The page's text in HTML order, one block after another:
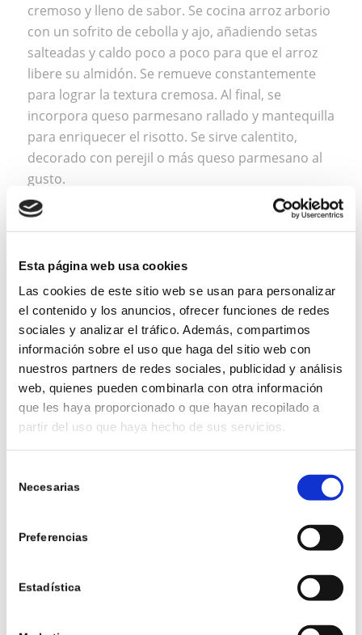
Esta página web usa cookies
Las cookies de este sitio web se usan para personalizar
el contenido y los anuncios, ofrecer funciones de redes
sociales y analizar el tráfico. Además, compartimos
información sobre el uso que haga del sitio web con
nuestros partners de redes sociales, publicidad y análisis
web, quienes pueden combinarla con otra información
que les haya proporcionado o que hayan recopilado a
partir del uso que haya hecho de sus servicios.
Necesarias
Preferencias
Estadística
cremoso y lleno de sabor. Se cocina arroz arborio
con un sofrito de cebolla y ajo, añadiendo setas
salteadas y caldo poco a poco para que el arroz
libere su almidón. Se remueve constantemente
para lograr la textura cremosa. Al final, se
incorpora queso parmesano rallado y mantequilla
para enriquecer el risotto. Se sirve calentito,
decorado con perejil o más queso parmesano al
gusto.
3. CREMA DE BONIATO
CON CONFITURA DE
BOLETUS Y AVELLANAS
Esta es una receta ideal para esta estación.
Primero, se cuece el boniato y se tritura con caldo
hasta obtener una crema suave. Aparte, se
prepara una confitura con boletus salteados,
dándoles un toque dulce y aromático. Luego, se
añaden avellanas tostadas para aportar un
combinación de estos ingredientes crea un plato
disfrutar en los días frescos de la temporada
4. PASTA CON NÍSCALOS